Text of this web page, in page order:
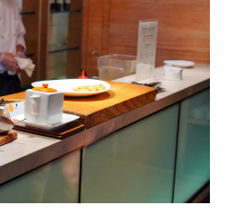
蛋、雙面煎蛋、太陽蛋、歐姆
現作最好吃啦!